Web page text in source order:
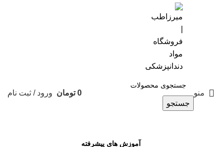
منو
جستجو
0 تومان ورود / ثبت نام
آموزش های پیشرفته